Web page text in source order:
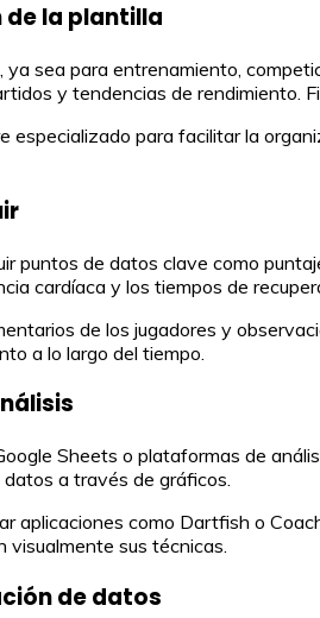
de la plantilla
sea para entrenamiento,
y tendencias de rendimiento.
especializado para facilitar la
puntos de datos clave como
cardíaca y los tiempos de
de los jugadores y
a lo largo del tiempo.
Sheets o plataformas de
a través de gráficos.
aplicaciones como Dartfish o
visualmente sus técnicas.
de datos